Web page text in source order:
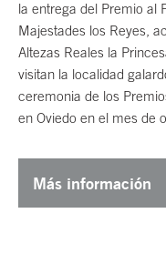
la entrega del Premio al
Majestades los Reyes,
Altezas Reales la
visitan la localidad
ceremonia de los
en Oviedo en el mes de
Más información